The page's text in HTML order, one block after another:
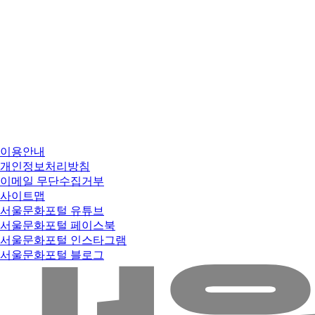
이용안내
개인정보처리방침
이메일 무단수집거부
사이트맵
서울문화포털 유튜브
서울문화포털 페이스북
서울문화포털 인스타그램
서울문화포털 블로그